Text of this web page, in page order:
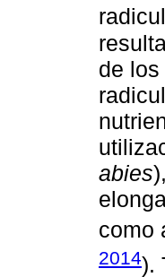
de
abies
como
2014).